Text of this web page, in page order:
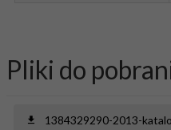
Pliki do
1384329290-2013-